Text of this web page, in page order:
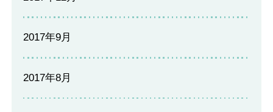
2017年9月
2017年8月